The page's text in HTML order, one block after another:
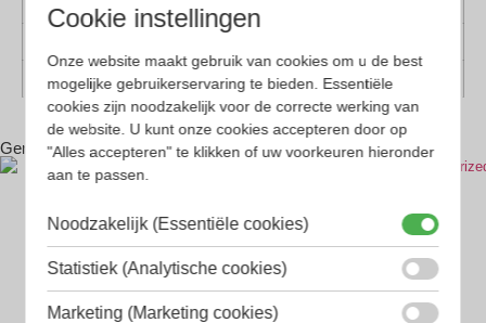
Vorm Cat-eye, Hexagon, Panto, Vlinder
Gerelateerde producten
Cookie instellingen
Onze website maakt gebruik van cookies om u de best
mogelijke gebruikerservaring te bieden. Essentiële
cookies zijn noodzakelijk voor de correcte werking van
de website. U kunt onze cookies accepteren door op
"Alles accepteren" te klikken of uw voorkeuren hieronder
aan te passen.
Noodzakelijk (Essentiële cookies)
Statistiek (Analytische cookies)
Marketing (Marketing cookies)